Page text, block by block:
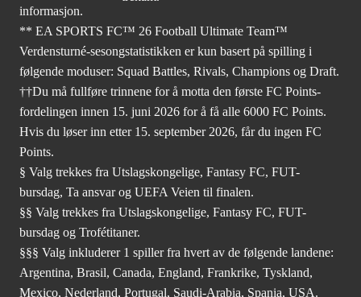
informasjon.
** EA SPORTS FC™ 26 Football Ultimate Team™
Verdensturné-sesongstatistikken er kun basert på spilling i
følgende moduser: Squad Battles, Rivals, Champions og Draft.
††Du må fullføre trinnene for å motta den første FC Points-
fordelingen innen 15. juni 2026 for å få alle 6000 FC Points.
Hvis du løser inn etter 15. september 2026, får du ingen FC
Points.
§ Valg trekkes fra Utslagskongelige, Fantasy FC, FUT-
bursdag, Ta ansvar og UEFA Veien til finalen.
§§ Valg trekkes fra Utslagskongelige, Fantasy FC, FUT-
bursdag og Trofétitaner.
§§§ Valg inkluderer 1 spiller fra hvert av de følgende landene:
Argentina, Brasil, Canada, England, Frankrike, Tyskland,
Mexico, Nederland, Portugal, Saudi-Arabia, Spania, USA.